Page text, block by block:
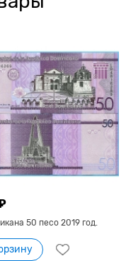
50 песо 2019 год.